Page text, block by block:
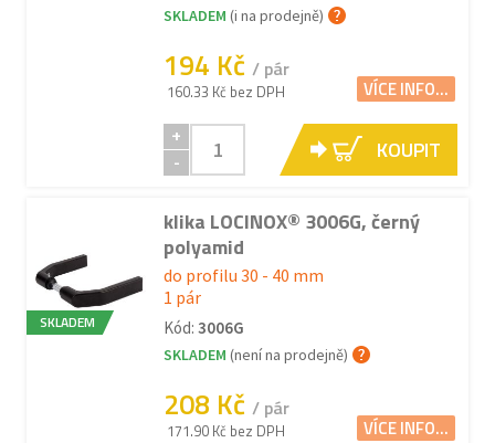
SKLADEM (i na prodejně)
194 Kč / pár
160.33 Kč bez DPH VÍCE INFO...
+
-
KOUPIT
SKLADEM
klika LOCINOX® 3006G, černý
polyamid
do profilu 30 - 40 mm
1 pár
Kód: 3006G
SKLADEM (není na prodejně)
208 Kč / pár
171.90 Kč bez DPH VÍCE INFO...